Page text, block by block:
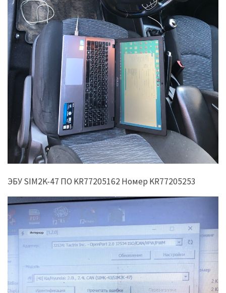
ЭБУ SIM2K-47 ПО KR77205162 Номер KR77205253